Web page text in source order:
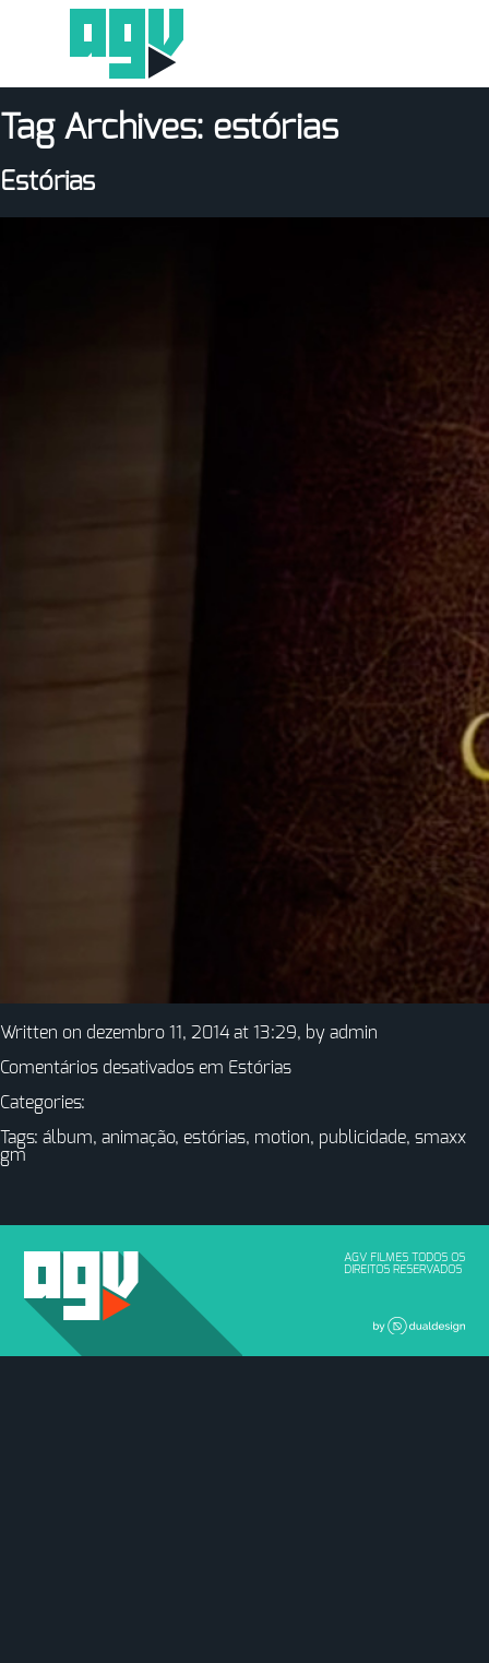
Tag Archives: estórias
Estórias
Written on dezembro 11, 2014 at 13:29, by admin
Comentários desativados em Estórias
Categories:
Tags: álbum, animação, estórias, motion, publicidade, smaxx
gm
AGV FILMES TODOS OS
DIREITOS RESERVADOS